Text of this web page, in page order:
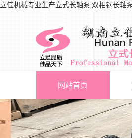
立佳机械专业生产立式长轴泵,双相钢长轴
网站首页